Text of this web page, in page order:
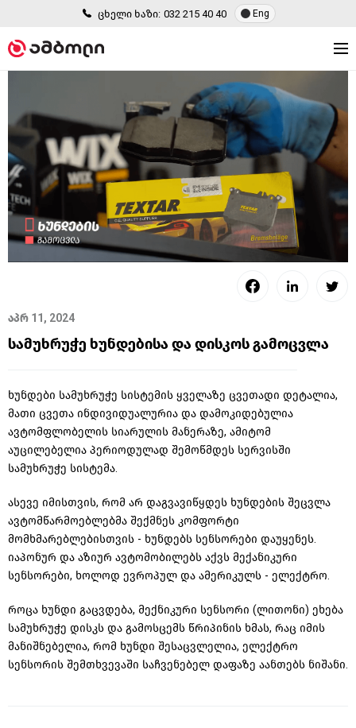
ცხელი ხაზი: 032 215 40 40 Eng
აპრ 11, 2024
სამუხრუჭე ხუნდებისა და დისკოს გამოცვლა
ხუნდები სამუხრუჭე სისტემის ყველაზე ცვეთადი დეტალია,
მათი ცვეთა ინდივიდუალურია და დამოკიდებულია
ავტომფლობელის სიარულის მანერაზე, ამიტომ
აუცილებელია პერიოდულად შემოწმდეს სერვისში
სამუხრუჭე სისტემა.
ასევე იმისთვის, რომ არ დაგვავიწყდეს ხუნდების შეცვლა
ავტომწარმოებლებმა შექმნეს კომფორტი
მომხმარებლებისთვის - ხუნდებს სენსორები დაუყენეს.
იაპონურ და აზიურ ავტომობილებს აქვს მექანიკური
სენსორები, ხოლოდ ევროპულ და ამერიკულს - ელექტრო.
როცა ხუნდი გაცვდება, მექნიკური სენსორი (ლითონი) ეხება
სამუხრუჭე დისკს და გამოსცემს წრიპინის ხმას, რაც იმის
მანიშნებელია, რომ ხუნდი შესაცვლელია, ელექტრო
სენსორის შემთხვევაში საჩვენებელ დაფაზე აანთებს ნიშანი.